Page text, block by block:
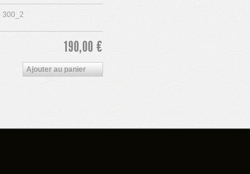
300_2
190,00 €
Ajouter au panier